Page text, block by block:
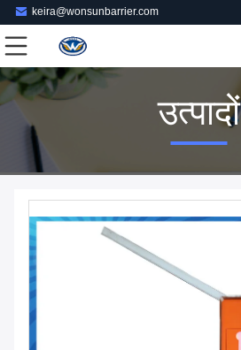
keira@wonsunbarrier.com
उत्पादों